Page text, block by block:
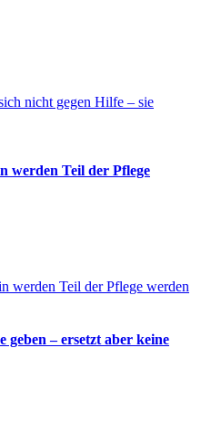
werden Teil der Pflege
geben – ersetzt aber keine